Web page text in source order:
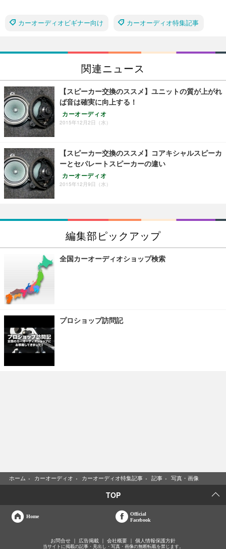
カーオーディオビギナー向け カーオーディオ特集記事
関連ニュース
【スピーカー交換のススメ】ユニットの質が上がれ
ば音は確実に向上する！
カーオーディオ
2015年12月2日（水）
【スピーカー交換のススメ】コアキシャルスピーカ
ーとセパレートスピーカーの違い
カーオーディオ
2015年12月9日（水）
編集部ピックアップ
全国カーオーディオショップ検索
プロショップ訪問記
ホーム › カーオーディオ › カーオーディオ特集記事 › 記事 › 写真・画像
TOP
Home
Official
Facebook
お問合せ 広告掲載 会社概要 個人情報保護方針
当サイトに掲載の記事・見出し・写真・画像の無断転載を禁じます。